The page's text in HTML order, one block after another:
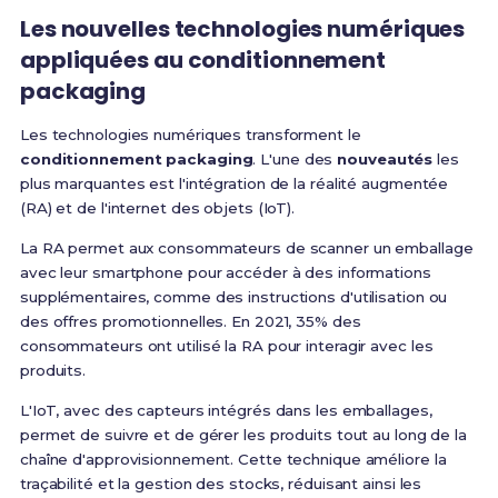
Les nouvelles technologies numériques
appliquées au conditionnement
packaging
Les technologies numériques transforment le
conditionnement packaging. L'une des nouveautés les
plus marquantes est l'intégration de la réalité augmentée
(RA) et de l'internet des objets (IoT).
La RA permet aux consommateurs de scanner un emballage
avec leur smartphone pour accéder à des informations
supplémentaires, comme des instructions d'utilisation ou
des offres promotionnelles. En 2021, 35% des
consommateurs ont utilisé la RA pour interagir avec les
produits.
L'IoT, avec des capteurs intégrés dans les emballages,
permet de suivre et de gérer les produits tout au long de la
chaîne d'approvisionnement. Cette technique améliore la
traçabilité et la gestion des stocks, réduisant ainsi les